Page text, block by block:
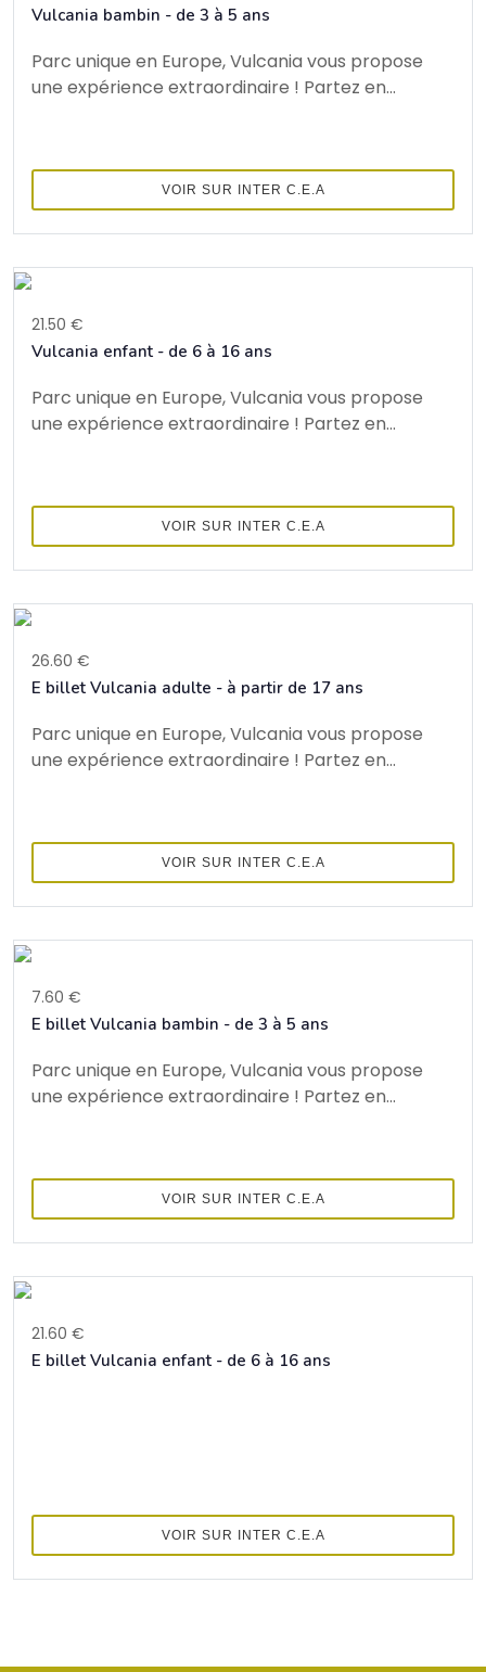
Vulcania bambin - de 3 à 5 ans
Parc unique en Europe, Vulcania vous propose
une expérience extraordinaire ! Partez en...
VOIR SUR INTER C.E.A
21.50 €
Vulcania enfant - de 6 à 16 ans
Parc unique en Europe, Vulcania vous propose
une expérience extraordinaire ! Partez en...
VOIR SUR INTER C.E.A
26.60 €
E billet Vulcania adulte - à partir de 17 ans
Parc unique en Europe, Vulcania vous propose
une expérience extraordinaire ! Partez en...
VOIR SUR INTER C.E.A
7.60 €
E billet Vulcania bambin - de 3 à 5 ans
Parc unique en Europe, Vulcania vous propose
une expérience extraordinaire ! Partez en...
VOIR SUR INTER C.E.A
21.60 €
E billet Vulcania enfant - de 6 à 16 ans
VOIR SUR INTER C.E.A